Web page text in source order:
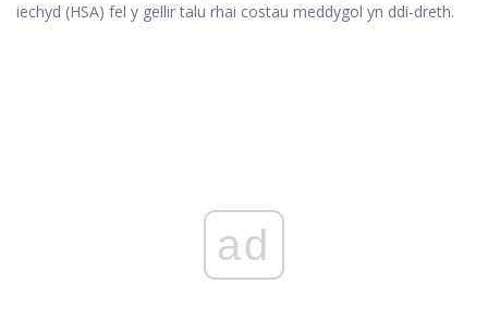
iechyd (HSA) fel y gellir talu rhai costau meddygol yn ddi-dreth.
ad